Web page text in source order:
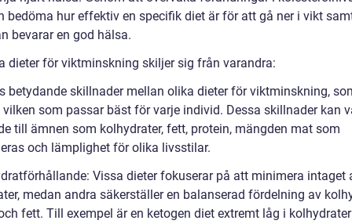
bedöma hur effektiv en specifik diet är för att gå ner i vikt
bevarar en god hälsa.
dieter för viktminskning skiljer sig från varandra:
betydande skillnader mellan olika dieter för viktminskning,
vilken som passar bäst för varje individ. Dessa skillnader kan
till ämnen som kolhydrater, fett, protein, mängden mat som
och lämplighet för olika livsstilar.
Vissa dieter fokuserar på att minimera intaget
medan andra säkerställer en balanserad fördelning av
fett. Till exempel är en ketogen diet extremt låg i